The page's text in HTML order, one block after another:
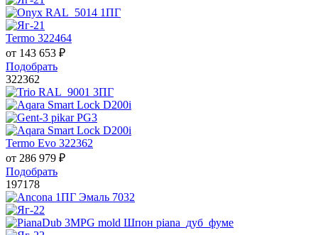
Termo 322464
от 143 653 ₽
Подобрать
322362
Termo Evo 322362
от 286 979 ₽
Подобрать
197178